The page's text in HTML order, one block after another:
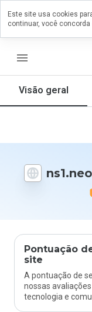
menu
Visão geral
Pontuação
site
A pontuação de
nossas
tecnologia e
em
De 1
nota
daria
este
Este site usa cookies
continuar, você